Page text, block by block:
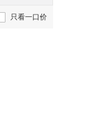
只看一口价